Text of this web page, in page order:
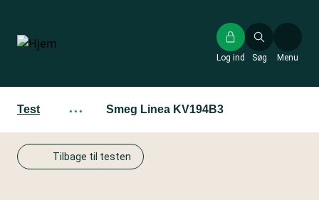
hovedindhold
Søg
Log ind Menu
Test ··· Smeg Linea KV194B3
Tilbage til testen